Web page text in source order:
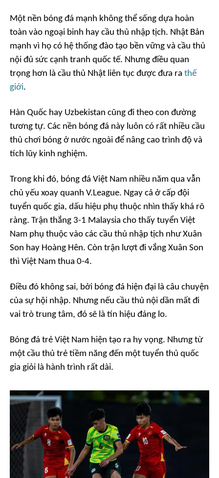
Một nền bóng đá mạnh không thể sống dựa hoàn
toàn vào ngoại binh hay cầu thủ nhập tịch. Nhật Bản
mạnh vì họ có hệ thống đào tạo bền vững và cầu thủ
nội đủ sức cạnh tranh quốc tế. Nhưng điều quan
trọng hơn là cầu thủ Nhật liên tục được đưa ra thế
giới.
Hàn Quốc hay Uzbekistan cũng đi theo con đường
tương tự. Các nền bóng đá này luôn có rất nhiều cầu
thủ chơi bóng ở nước ngoài để nâng cao trình độ và
tích lũy kinh nghiệm.
Trong khi đó, bóng đá Việt Nam nhiều năm qua vẫn
chủ yếu xoay quanh V.League. Ngay cả ở cấp đội
tuyển quốc gia, dấu hiệu phụ thuộc nhìn thấy khá rõ
ràng. Trận thắng 3-1 Malaysia cho thấy tuyển Việt
Nam phụ thuộc vào các cầu thủ nhập tịch như Xuân
Son hay Hoàng Hên. Còn trận lượt đi vắng Xuân Son
thì Việt Nam thua 0-4.
Điều đó không sai, bởi bóng đá hiện đại là câu chuyện
của sự hội nhập. Nhưng nếu cầu thủ nội dần mất đi
vai trò trung tâm, đó sẽ là tín hiệu đáng lo.
Bóng đá trẻ Việt Nam hiện tạo ra hy vọng. Nhưng từ
một cầu thủ trẻ tiềm năng đến một tuyển thủ quốc
gia giỏi là hành trình rất dài.